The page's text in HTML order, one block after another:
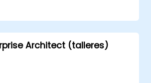
en modelos de casos de uso.
analizar la arquitectura del
Architect (talleres)